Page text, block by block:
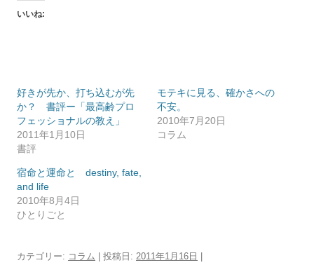
いいね:
好きが先か、打ち込むが先
か？ 書評ー「最高齢プロ
フェッショナルの教え」
2011年1月10日
書評
モテキに見る、確かさへの
不安。
2010年7月20日
コラム
宿命と運命と destiny, fate,
and life
2010年8月4日
ひとりごと
カテゴリー: コラム | 投稿日: 2011年1月16日